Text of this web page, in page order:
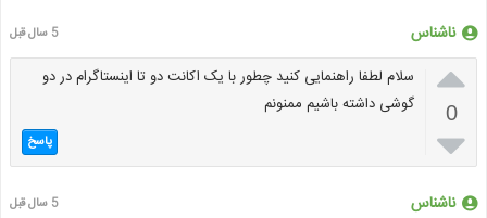
ناشناس 5 سال قبل

0

سلام لطفا راهنمایی کنید چطور با یک اکانت دو تا اینستاگرام در دو
گوشی داشته باشیم ممنونم
پاسخ
ناشناس 5 سال قبل